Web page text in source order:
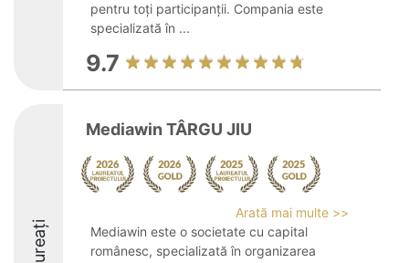
pentru toți participanții. Compania este
specializată în ...
9.7
Laureați
Mediawin TÂRGU JIU
Arată mai multe >>
Mediawin este o societate cu capital
românesc, specializată în organizarea